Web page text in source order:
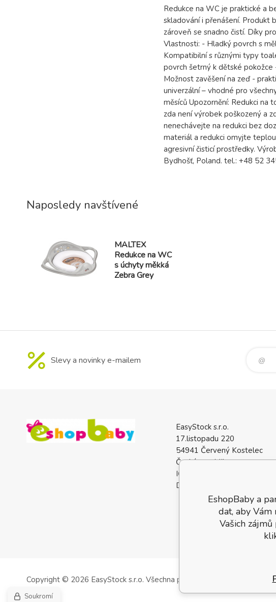
Redukce na WC je praktické a
skladování i přenášení. Produkt
zároveň se snadno čistí. Díky
Vlastnosti: - Hladký povrch s
Kompatibilní s různými typy
povrch šetrný k dětské
Možnost zavěšení na zeď -
univerzální – vhodné pro
měsíců Upozornění: Redukci
zda není výrobek poškozený a
nenechávejte na redukci bez
materiál a redukci omyjte
agresivní čisticí prostředky.
Bydhošť, Poland. tel.: +48 52
Naposledy navštívené
MALTEX
Redukce na WC
s úchyty měkká
Zebra Grey
Slevy a novinky e-mailem
EasyStock s.r.o.
17.listopadu 220
54941 Červený Kostelec
Česká republika
IČO: 07727402
DIČ: CZ07727402
Copyright © 2026 EasyStock s.r.o. Všechna práva vyhrazena.
EshopBaby a
dat, aby
Vašich
Soukromí